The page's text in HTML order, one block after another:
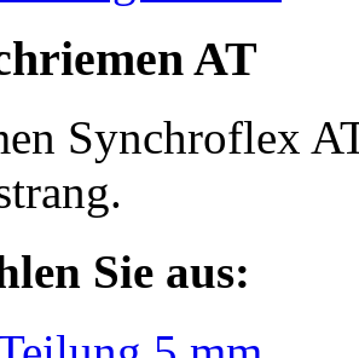
AT
Synchroflex
Sie aus: